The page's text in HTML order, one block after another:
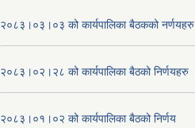
२०८३।०३।०३ को कार्यपालिका बैठकको नर्णयहरु
२०८३।०२।२८ को कार्यपालिका बैठको निर्णयहरु
२०८३।०१।०२ को कार्यपालिका बैठको निर्णय